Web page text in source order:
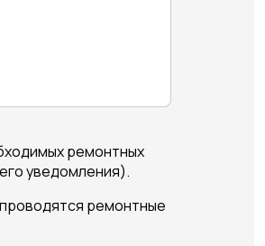
ремонтных
уведомления).
ремонтные